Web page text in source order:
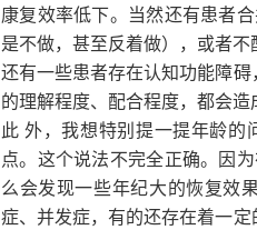
康复效率低下。当然还有患者
是不做，甚至反着做），或者不
还有一些患者存在认知功能障
的理解程度、配合程度，都会
此 外，我想特别提一提年龄
点。这个说法不完全正确。因
么会发现一些年纪大的恢复效
症、并发症，有的还存在着一